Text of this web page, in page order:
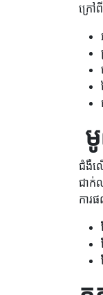
ក្រៅ
ជំងឺល
ជាក់
ការ